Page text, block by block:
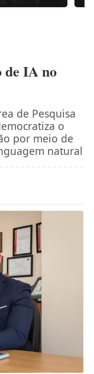
de IA no
de Pesquisa
o
por meio de
natural